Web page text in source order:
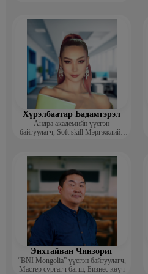
Хүрэлбаатар Бадамгэрэл
Андра академийн үүсгэн
байгуулагч, Soft skill Мэргэжлийн
Энхтайван Чинзориг
“BNI Mongolia” үүсгэн байгуулагч,
Мастер сургагч багш, Бизнес көүч